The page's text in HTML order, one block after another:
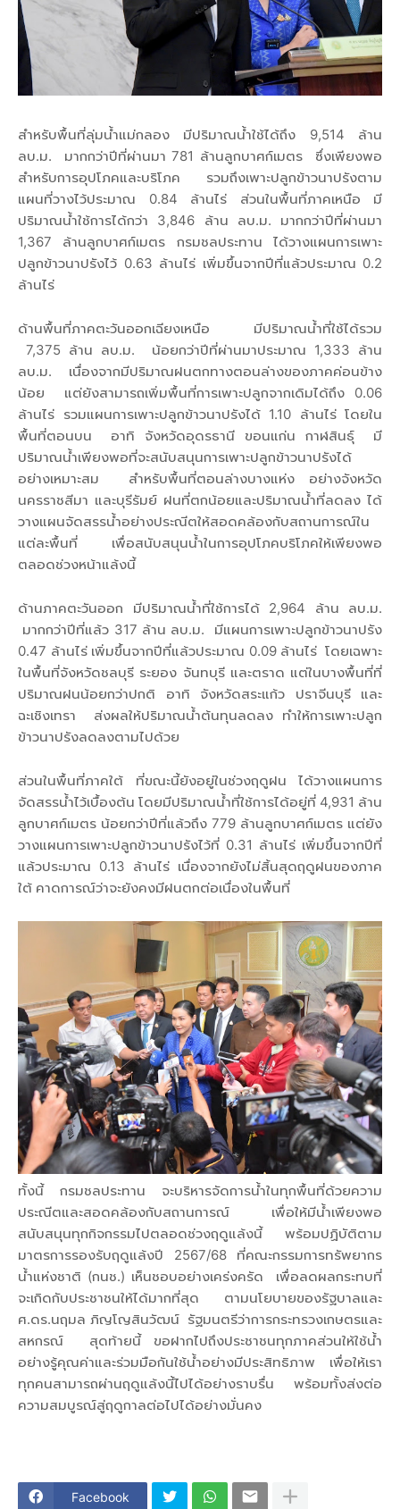
สำหรับพื้นที่ลุ่มน้ำแม่กลอง มีปริมาณน้ำใช้ได้ถึง 9,514 ล้าน
ลบ.ม. มากกว่าปีที่ผ่านมา 781 ล้านลูกบาศก์เมตร ซึ่งเพียงพอ
สำหรับการอุปโภคและบริโภค รวมถึงเพาะปลูกข้าวนาปรังตาม
แผนที่วางไว้ประมาณ 0.84 ล้านไร่ ส่วนในพื้นที่ภาคเหนือ มี
ปริมาณน้ำใช้การได้กว่า 3,846 ล้าน ลบ.ม. มากกว่าปีที่ผ่านมา
1,367 ล้านลูกบาศก์เมตร กรมชลประทาน ได้วางแผนการเพาะ
ปลูกข้าวนาปรังไว้ 0.63 ล้านไร่ เพิ่มขึ้นจากปีที่แล้วประมาณ 0.2
ล้านไร่
ด้านพื้นที่ภาคตะวันออกเฉียงเหนือ มีปริมาณน้ำที่ใช้ได้รวม
7,375 ล้าน ลบ.ม. น้อยกว่าปีที่ผ่านมาประมาณ 1,333 ล้าน
ลบ.ม. เนื่องจากมีปริมาณฝนตกทางตอนล่างของภาคค่อนข้าง
น้อย แต่ยังสามารถเพิ่มพื้นที่การเพาะปลูกจากเดิมได้ถึง 0.06
ล้านไร่ รวมแผนการเพาะปลูกข้าวนาปรังได้ 1.10 ล้านไร่ โดยใน
พื้นที่ตอนบน อาทิ จังหวัดอุดรธานี ขอนแก่น กาฬสินธุ์ มี
ปริมาณน้ำเพียงพอที่จะสนับสนุนการเพาะปลูกข้าวนาปรังได้
อย่างเหมาะสม สำหรับพื้นที่ตอนล่างบางแห่ง อย่างจังหวัด
นครราชสีมา และบุรีรัมย์ ฝนที่ตกน้อยและปริมาณน้ำที่ลดลง ได้
วางแผนจัดสรรน้ำอย่างประณีตให้สอดคล้องกับสถานการณ์ใน
แต่ละพื้นที่ เพื่อสนับสนุนน้ำในการอุปโภคบริโภคให้เพียงพอ
ตลอดช่วงหน้าแล้งนี้
ด้านภาคตะวันออก มีปริมาณน้ำที่ใช้การได้ 2,964 ล้าน ลบ.ม.
มากกว่าปีที่แล้ว 317 ล้าน ลบ.ม. มีแผนการเพาะปลูกข้าวนาปรัง
0.47 ล้านไร่ เพิ่มขึ้นจากปีที่แล้วประมาณ 0.09 ล้านไร่ โดยเฉพาะ
ในพื้นที่จังหวัดชลบุรี ระยอง จันทบุรี และตราด แต่ในบางพื้นที่ที่
ปริมาณฝนน้อยกว่าปกติ อาทิ จังหวัดสระแก้ว ปราจีนบุรี และ
ฉะเชิงเทรา ส่งผลให้ปริมาณน้ำต้นทุนลดลง ทำให้การเพาะปลูก
ข้าวนาปรังลดลงตามไปด้วย
ส่วนในพื้นที่ภาคใต้ ที่ขณะนี้ยังอยู่ในช่วงฤดูฝน ได้วางแผนการ
จัดสรรน้ำไว้เบื้องต้น โดยมีปริมาณน้ำที่ใช้การได้อยู่ที่ 4,931 ล้าน
ลูกบาศก์เมตร น้อยกว่าปีที่แล้วถึง 779 ล้านลูกบาศก์เมตร แต่ยัง
วางแผนการเพาะปลูกข้าวนาปรังไว้ที่ 0.31 ล้านไร่ เพิ่มขึ้นจากปีที่
แล้วประมาณ 0.13 ล้านไร่ เนื่องจากยังไม่สิ้นสุดฤดูฝนของภาค
ใต้ คาดการณ์ว่าจะยังคงมีฝนตกต่อเนื่องในพื้นที่
ทั้งนี้ กรมชลประทาน จะบริหารจัดการน้ำในทุกพื้นที่ด้วยความ
ประณีตและสอดคล้องกับสถานการณ์ เพื่อให้มีน้ำเพียงพอ
สนับสนุนทุกกิจกรรมไปตลอดช่วงฤดูแล้งนี้ พร้อมปฏิบัติตาม
มาตรการรองรับฤดูแล้งปี 2567/68 ที่คณะกรรมการทรัพยากร
น้ำแห่งชาติ (กนช.) เห็นชอบอย่างเคร่งครัด เพื่อลดผลกระทบที่
จะเกิดกับประชาชนให้ได้มากที่สุด ตามนโยบายของรัฐบาลและ
ศ.ดร.นฤมล ภิญโญสินวัฒน์ รัฐมนตรีว่าการกระทรวงเกษตรและ
สหกรณ์ สุดท้ายนี้ ขอฝากไปถึงประชาชนทุกภาคส่วนให้ใช้น้ำ
อย่างรู้คุณค่าและร่วมมือกันใช้น้ำอย่างมีประสิทธิภาพ เพื่อให้เรา
ทุกคนสามารถผ่านฤดูแล้งนี้ไปได้อย่างราบรื่น พร้อมทั้งส่งต่อ
ความสมบูรณ์สู่ฤดูกาลต่อไปได้อย่างมั่นคง
Facebook